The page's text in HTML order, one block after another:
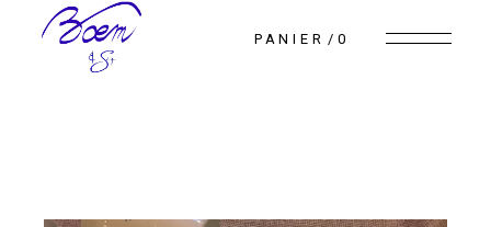
PANIER 0